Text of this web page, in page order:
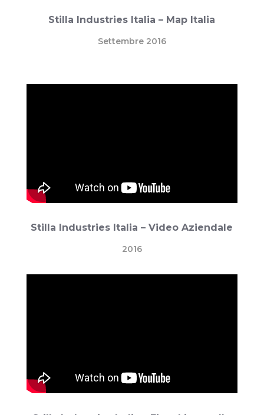
Stilla Industries Italia – Map Italia
Settembre 2016
Stilla Industries Italia – Video Aziendale
2016